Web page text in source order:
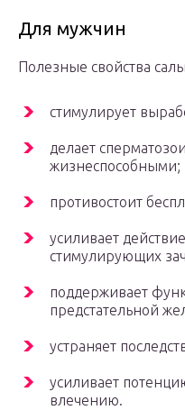
Для мужчин
Полезные свойства
стимулирует
делает
жизнеспособными;
противостоит
усиливает
стимулирующих
поддерживает
предстательной
устраняет
усиливает
влечению.